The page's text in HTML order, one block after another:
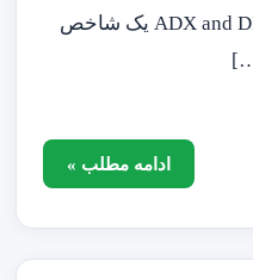
تشکیل شده است. اندیکاتور ADX and DI یک شاخص
ادامه مطلب »